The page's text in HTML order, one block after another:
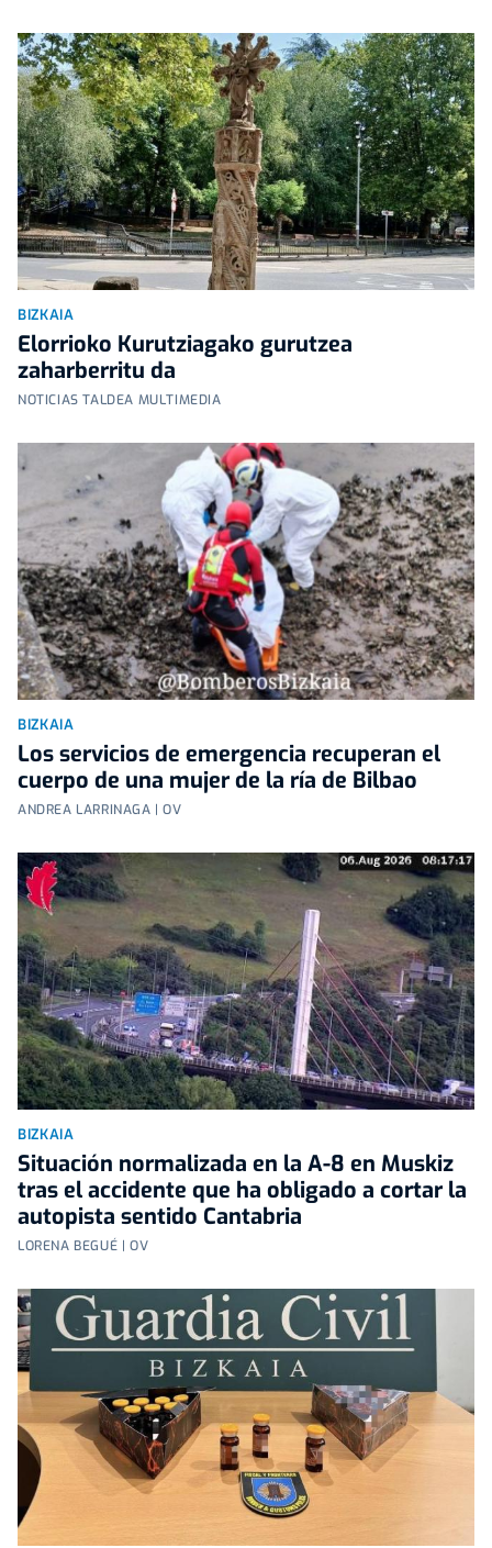
BIZKAIA
Elorrioko Kurutziagako gurutzea
zaharberritu da
NOTICIAS TALDEA MULTIMEDIA
BIZKAIA
Los servicios de emergencia recuperan el
cuerpo de una mujer de la ría de Bilbao
ANDREA LARRINAGA | OV
BIZKAIA
Situación normalizada en la A-8 en Muskiz
tras el accidente que ha obligado a cortar la
autopista sentido Cantabria
LORENA BEGUÉ | OV